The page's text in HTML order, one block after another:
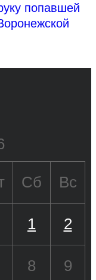
попавшей
Сб Вс
1 2
8 9